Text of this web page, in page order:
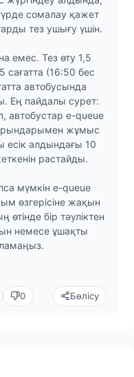
сомалау қажет
тез ушығу үшін.
емес. Тез өту 1,5
сағатта (16:50 бес
автобусында
Ең пайдалы сурет:
автобустар e-queue
жұмыс
есік алдындағы 10
растайды.
мүмкін e-queue
өзгерісіне жақын
бір тәуліктен
немесе ұшақты
0 Бөлісу